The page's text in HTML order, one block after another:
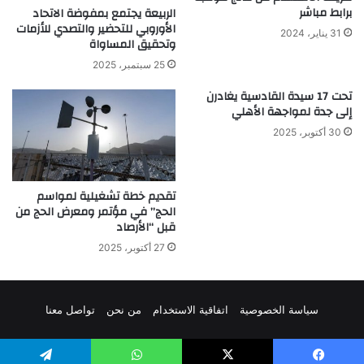
برابط مباشر
31 يناير، 2024
الربيعة يجتمع بمفوضة الاتحاد
الأوروبي للتحضير والتصدي للأزمات
وتحقيق المساواة
25 سبتمبر، 2025
تحت 17 سيدة القادسية يغادرن
إلى جدة لمواجهة الأهلي
30 أكتوبر، 2025
تقديم خطة تشغيلية لمواسم
الحج” في مؤتمر ومعرض الحج من
قبل “الأرصاد
27 أكتوبر، 2025
سياسة الخصوصية اتفاقية الاستخدام من نحن تواصل معنا